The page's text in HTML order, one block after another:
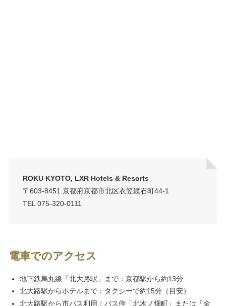
ROKU KYOTO, LXR Hotels & Resorts
〒603-8451 京都府京都市北区衣笠鏡石町44-1
TEL 075-320-0111
電車でのアクセス
地下鉄烏丸線「北大路駅」まで：京都駅から約13分
北大路駅からホテルまで：タクシーで約15分（目安）
北大路駅から市バス利用：バス停「北木ノ畑町」または「金